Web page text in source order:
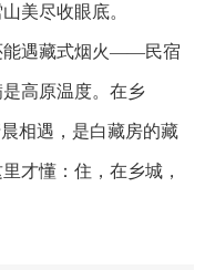
美尽收眼底。
遇藏式烟火——民宿
高原温度。在乡
相遇，是白藏房的藏
才懂：住，在乡城，